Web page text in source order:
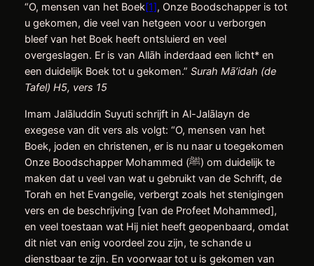
“O, mensen van het Boek[1], Onze Boodschapper is tot
u gekomen, die veel van hetgeen voor u verborgen
bleef van het Boek heeft ontsluierd en veel
overgeslagen. Er is van Allāh inderdaad een licht* en
een duidelijk Boek tot u gekomen.” Surah Mā’idah (de
Tafel) H5, vers 15
Imam Jalāluddin Suyuti schrijft in Al-Jalālayn de
exegese van dit vers als volgt: “O, mensen van het
Boek, joden en christenen, er is nu naar u toegekomen
Onze Boodschapper Mohammed (ﷺ) om duidelijk te
maken dat u veel van wat u gebruikt van de Schrift, de
Torah en het Evangelie, verbergt zoals het stenigingen
vers en de beschrijving [van de Profeet Mohammed],
en veel toestaan wat Hij niet heeft geopenbaard, omdat
dit niet van enig voordeel zou zijn, te schande u
dienstbaar te zijn. En voorwaar tot u is gekomen van